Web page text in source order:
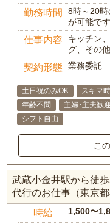
勤務時間
8時～20時
が可能で
仕事内容
キッチン
グ、その
契約形態 業務委託
土日祝のみOK スキマ
年齢不問
主婦･主夫歓迎
シフト自由
こ
武蔵小金井駅から徒
代行のお仕事（東京都
時給 1,500〜